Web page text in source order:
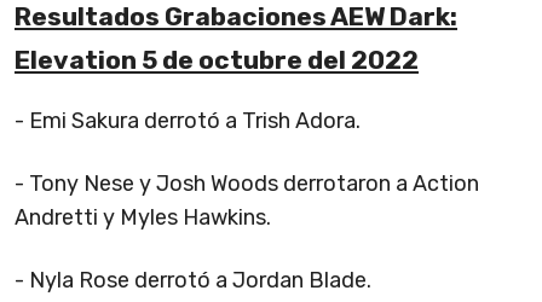
Resultados Grabaciones AEW Dark:
Elevation 5 de octubre del 2022
- Emi Sakura derrotó a Trish Adora.
- Tony Nese y Josh Woods derrotaron a Action
Andretti y Myles Hawkins.
- Nyla Rose derrotó a Jordan Blade.